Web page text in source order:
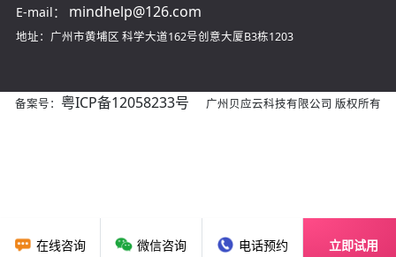
在线咨询 微信咨询 电话预约 立即试用
E-mail：
mindhelp@126.com
地址：广州市黄埔区 科学大道162号创意大厦B3栋1203
备案号： 粤ICP备12058233号 广州贝应云科技有限公司 版权所有